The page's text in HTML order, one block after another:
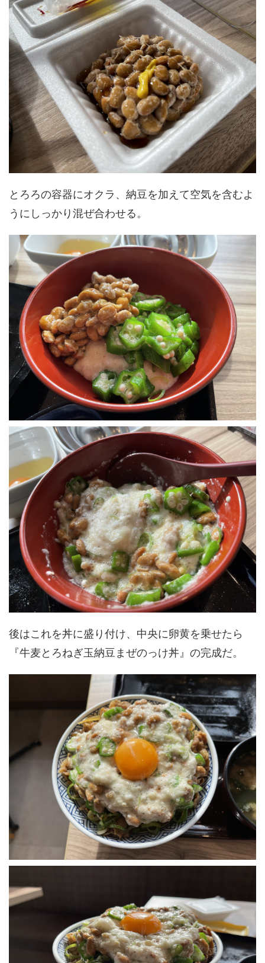
とろろの容器にオクラ、納豆を加えて空気を含むよ
うにしっかり混ぜ合わせる。
後はこれを丼に盛り付け、中央に卵黄を乗せたら
『牛麦とろねぎ玉納豆まぜのっけ丼』の完成だ。